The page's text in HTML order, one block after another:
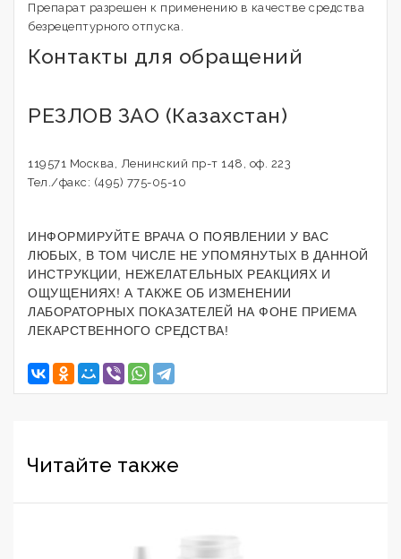
Препарат разрешен к применению в качестве средства
безрецептурного отпуска.
Контакты для обращений
РЕЗЛОВ ЗАО (Казахстан)
119571 Москва, Ленинский пр-т 148, оф. 223
Тел./факс: (495) 775-05-10
ИНФОРМИРУЙТЕ ВРАЧА О ПОЯВЛЕНИИ У ВАС
ЛЮБЫХ, В ТОМ ЧИСЛЕ НЕ УПОМЯНУТЫХ В ДАННОЙ
ИНСТРУКЦИИ, НЕЖЕЛАТЕЛЬНЫХ РЕАКЦИЯХ И
ОЩУЩЕНИЯХ! А ТАКЖЕ ОБ ИЗМЕНЕНИИ
ЛАБОРАТОРНЫХ ПОКАЗАТЕЛЕЙ НА ФОНЕ ПРИЕМА
ЛЕКАРСТВЕННОГО СРЕДСТВА!
Читайте также